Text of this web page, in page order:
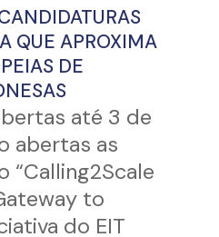
QUE APROXIMA
DE
até 3 de
abertas as
“Calling2Scale
to
do EIT